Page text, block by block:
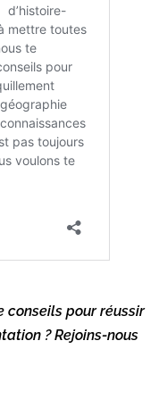
conseils pour réussir
? Rejoins-nous